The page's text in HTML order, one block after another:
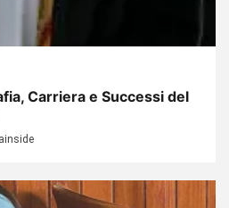
Carriera e Successi del